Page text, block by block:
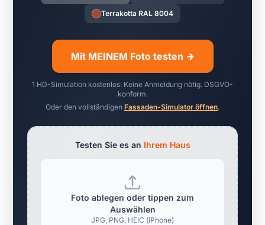
Terrakotta RAL 8004
Mit MEINEM Foto testen →
1 HD-Simulation kostenlos. Keine Anmeldung nötig. DSGVO-
konform.
Oder den vollständigen Fassaden-Simulator öffnen.
Testen Sie es an Ihrem Haus
Foto ablegen oder tippen zum
Auswählen
JPG, PNG, HEIC (iPhone)